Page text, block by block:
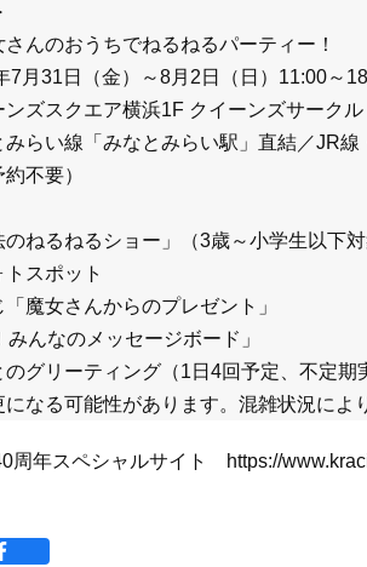
んのおうちでねるねるパーティー！
7月31日（金）～8月2日（日）11:00～
ズスクエア横浜1F クイーンズサーク
みらい線「みなとみらい駅」直結／JR
不要）
のねるねるショー」（3歳～小学生以下対
スポット
魔女さんからのプレゼント」
んなのメッセージボード」
のグリーティング（1日4回予定、不定期
なる可能性があります。混雑状況によ
周年スペシャルサイト https://